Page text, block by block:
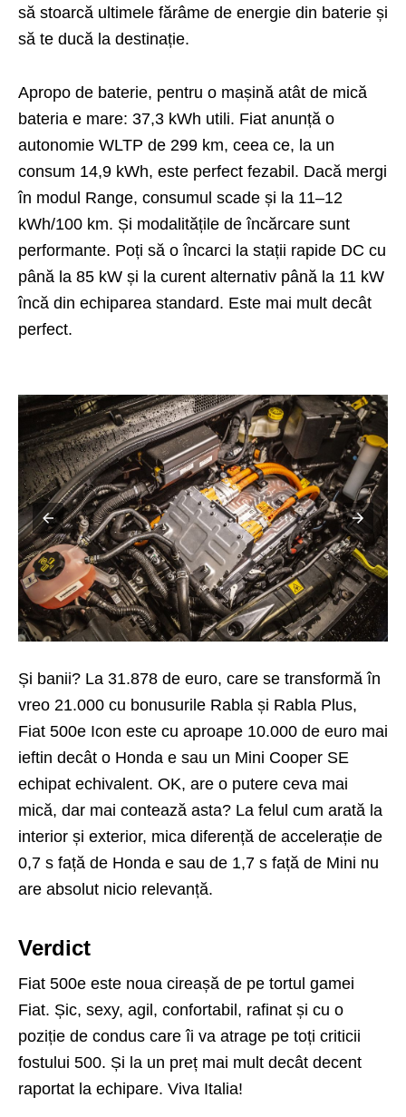
să stoarcă ultimele fărâme de energie din baterie și
să te ducă la destinație.
Apropo de baterie, pentru o mașină atât de mică
bateria e mare: 37,3 kWh utili. Fiat anunță o
autonomie WLTP de 299 km, ceea ce, la un
consum 14,9 kWh, este perfect fezabil. Dacă mergi
în modul Range, consumul scade și la 11–12
kWh/100 km. Și modalitățile de încărcare sunt
performante. Poți să o încarci la stații rapide DC cu
până la 85 kW și la curent alternativ până la 11 kW
încă din echiparea standard. Este mai mult decât
perfect.
Și banii? La 31.878 de euro, care se transformă în
vreo 21.000 cu bonusurile Rabla și Rabla Plus,
Fiat 500e Icon este cu aproape 10.000 de euro mai
ieftin decât o Honda e sau un Mini Cooper SE
echipat echivalent. OK, are o putere ceva mai
mică, dar mai contează asta? La felul cum arată la
interior și exterior, mica diferență de accelerație de
0,7 s față de Honda e sau de 1,7 s față de Mini nu
are absolut nicio relevanță.
Verdict
Fiat 500e este noua cireașă de pe tortul gamei
Fiat. Șic, sexy, agil, confortabil, rafinat și cu o
poziție de condus care îi va atrage pe toți criticii
fostului 500. Și la un preț mai mult decât decent
raportat la echipare. Viva Italia!